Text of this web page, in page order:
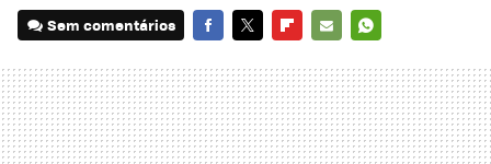
Sem comentários
MAIL